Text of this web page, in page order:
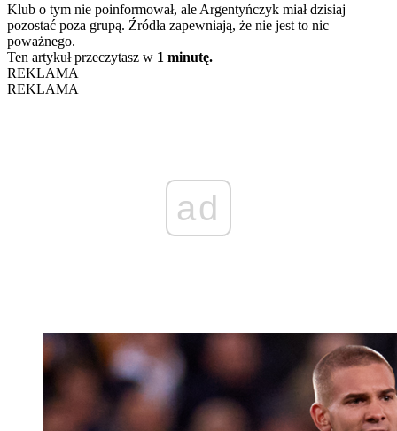
Klub o tym nie poinformował, ale Argentyńczyk miał dzisiaj
pozostać poza grupą. Źródła zapewniają, że nie jest to nic
poważnego.
Ten artykuł przeczytasz w 1 minutę.
REKLAMA
REKLAMA
ad